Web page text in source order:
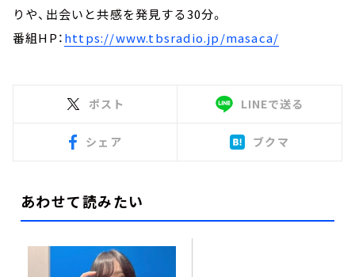
りや、出会いと共感を発見する30分。
番組HP：https://www.tbsradio.jp/masaca/
ポスト LINEで送る
シェア ブクマ
あわせて読みたい